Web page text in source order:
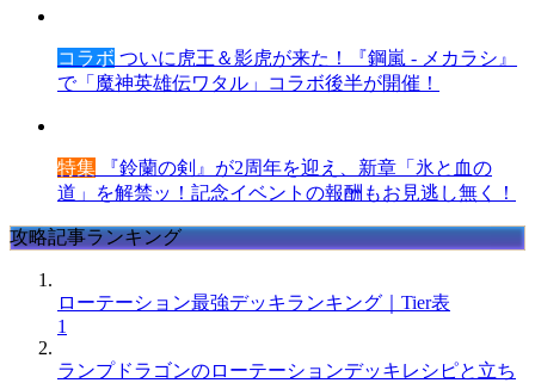
コラボ ついに虎王＆影虎が来た！『鋼嵐 - メカラシ』
で「魔神英雄伝ワタル」コラボ後半が開催！
特集 『鈴蘭の剣』が2周年を迎え、新章「氷と血の
道」を解禁ッ！記念イベントの報酬もお見逃し無く！
攻略記事ランキング
ローテーション最強デッキランキング｜Tier表
1
ランプドラゴンのローテーションデッキレシピと立ち